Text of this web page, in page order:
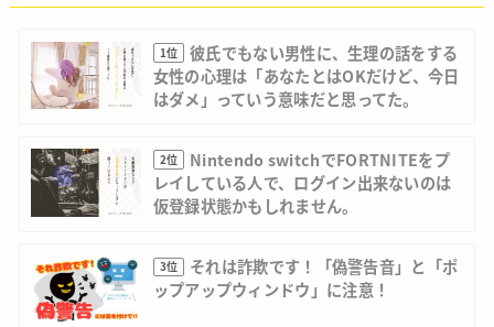
1位
彼氏でもない男性に、生理の話をする
女性の心理は「あなたとはOKだけど、今日
はダメ」っていう意味だと思ってた。
2位
Nintendo switchでFORTNITEをプ
レイしている人で、ログイン出来ないのは
仮登録状態かもしれません。
3位
それは詐欺です！「偽警告音」と「ポ
ップアップウィンドウ」に注意！